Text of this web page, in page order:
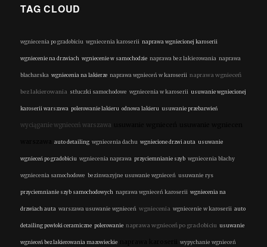
TAG CLOUD
wgniecenia po gradobiciu wgniecenia karoserii naprawa wgniecionej karoserii
wgniecenie na drzwiach wgniecenie w samochodzie naprawa bez lakierowania naprawa
blacharska wgniecenia na lakierze naprawa wgnieceń w karoserii naprawa wgnieceń
bez lakierowania stłuczki samochodowe wgniecenia w karoserii usuwanie wgniecionej
karoserii warszawa polerowanie lakieru odnowa lakieru usuwanie przebarwień
wyciąganie wgnieceń warszawa
auto detailing wgniecenia dachu wgniecione drzwi auta usuwanie
wgnieceń po gradobiciu wgniecenia naprawa przyciemnianie szyb wgniecenia blachy
wgniecenia samochodowe bezinwazyjne usuwanie wgnieceń usuwanie rys
przyciemnianie szyb samochodowych naprawa wgnieceń karoserii wgniecenia na
drzwiach auta warszawa usuwanie wgnieceń wgniecenia wgniecenie w karoserii auto
detailing powłoki ceramiczne polerowanie naprawa wgnieceń po gradobiciu usuwanie
wgnieceń bez lakierowania mazowieckie wypychanie wgnieceń